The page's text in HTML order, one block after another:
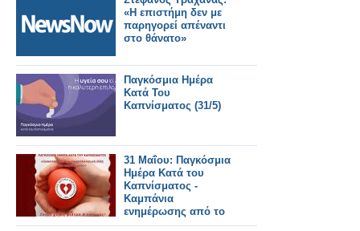
«Η επιστήμη δεν με
παρηγορεί απέναντι
στο θάνατο»
Παγκόσμια Ημέρα
Κατά Του
Καπνίσματος (31/5)
31 Μαΐου: Παγκόσμια
Ημέρα Κατά του
Καπνίσματος -
Καμπάνια
ενημέρωσης από το
ΕΛΙΚΑΡ